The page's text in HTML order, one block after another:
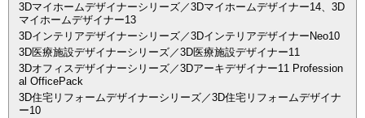
3Dマイホームデザイナーシリーズ／3Dマイホームデザイナー14、3D
マイホームデザイナー13
3Dインテリアデザイナーシリーズ／3DインテリアデザイナーNeo10
3D医療施設デザイナーシリーズ／3D医療施設デザイナー11
3Dオフィスデザイナーシリーズ／3Dアーキデザイナー11 Profession
al OfficePack
3D住宅リフォームデザイナーシリーズ／3D住宅リフォームデザイナ
ー10